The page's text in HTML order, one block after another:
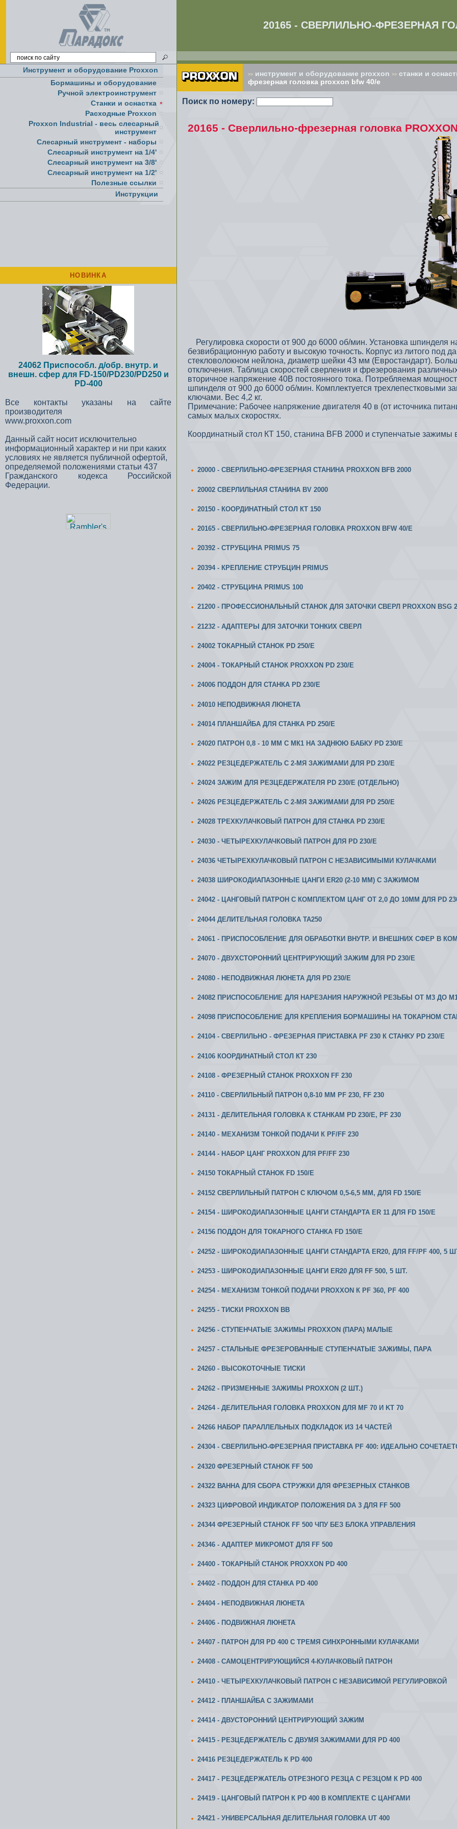
20165 - СВЕРЛИЛЬНО-ФРЕЗЕРНАЯ
Инструмент и оборудование Proxxon
Бормашины и оборудование
Ручной электроинструмент
Cтанки и оснастка
Расходные Proxxon
Proxxon Industrial - весь слесарный
инструмент
Слесарный инструмент - наборы
Слесарный инструмент на 1/4'
Слесарный инструмент на 3/8'
Слесарный инструмент на 1/2'
Полезные ссылки
Инструкции
НОВИНКА
24062 Приспособл. д/обр. внутр. и
внешн. сфер для FD-150/PD230/PD250 и
PD-400
Все контакты указаны на сайте
производителя
www.proxxon.com
Данный сайт носит исключительно
информационный характер и ни при каких
условиях не является публичной офертой,
определяемой положениями статьи 437
Гражданского кодекса Российской
Федерации.
>> инструмент и оборудование proxxon >> cтанки и
фрезерная головка proxxon bfw 40/е
Поиск по номеру:
20165 - Сверлильно-фрезерная головка
Регулировка скорости от 900 до 6000 об/мин. Установка шпинделя
безвибрационную работу и высокую точность. Корпус из литого под
стекловолокном нейлона, диаметр шейки 43 мм (Евростандарт).
отключения. Таблица скоростей сверления и фрезерования
вторичное напряжение 40В постоянного тока. Потребляемая
шпинделя от 900 до 6000 об/мин. Комплектуется трехлепестковыми
ключами. Вес 4,2 кг.
Примечание: Рабочее напряжение двигателя 40 в (от источника
самых малых скоростях.
Координатный стол КТ 150, станина BFB 2000 и ступенчатые зажимы
20000 - СВЕРЛИЛЬНО-ФРЕЗЕРНАЯ СТАНИНА PROXXON BFB 2000
20002 СВЕРЛИЛЬНАЯ СТАНИНА BV 2000
20150 - КООРДИНАТНЫЙ СТОЛ КТ 150
20165 - СВЕРЛИЛЬНО-ФРЕЗЕРНАЯ ГОЛОВКА PROXXON BFW 40/Е
20392 - СТРУБЦИНА PRIMUS 75
20394 - КРЕПЛЕНИЕ СТРУБЦИН PRIMUS
20402 - СТРУБЦИНА PRIMUS 100
21200 - ПРОФЕССИОНАЛЬНЫЙ СТАНОК ДЛЯ ЗАТОЧКИ СВЕРЛ PROXXON BSG
21232 - АДАПТЕРЫ ДЛЯ ЗАТОЧКИ ТОНКИХ СВЕРЛ
24002 ТОКАРНЫЙ СТАНОК PD 250/E
24004 - ТОКАРНЫЙ СТАНОК PROXXON PD 230/Е
24006 ПОДДОН ДЛЯ СТАНКА PD 230/E
24010 НЕПОДВИЖНАЯ ЛЮНЕТА
24014 ПЛАНШАЙБА ДЛЯ СТАНКА PD 250/E
24020 ПАТРОН 0,8 - 10 ММ С МК1 НА ЗАДНЮЮ БАБКУ PD 230/E
24022 РЕЗЦЕДЕРЖАТЕЛЬ С 2-МЯ ЗАЖИМАМИ ДЛЯ PD 230/E
24024 ЗАЖИМ ДЛЯ РЕЗЦЕДЕРЖАТЕЛЯ PD 230/E (ОТДЕЛЬНО)
24026 РЕЗЦЕДЕРЖАТЕЛЬ С 2-МЯ ЗАЖИМАМИ ДЛЯ PD 250/E
24028 ТРЕХКУЛАЧКОВЫЙ ПАТРОН ДЛЯ СТАНКА PD 230/E
24030 - ЧЕТЫРЕХКУЛАЧКОВЫЙ ПАТРОН ДЛЯ PD 230/E
24036 ЧЕТЫРЕХКУЛАЧКОВЫЙ ПАТРОН С НЕЗАВИСИМЫМИ КУЛАЧКАМИ
24038 ШИРОКОДИАПАЗОННЫЕ ЦАНГИ ER20 (2-10 ММ) С ЗАЖИМОМ
24042 - ЦАНГОВЫЙ ПАТРОН С КОМПЛЕКТОМ ЦАНГ ОТ 2,0 ДО 10ММ ДЛЯ PD
24044 ДЕЛИТЕЛЬНАЯ ГОЛОВКА ТА250
24061 - ПРИСПОСОБЛЕНИЕ ДЛЯ ОБРАБОТКИ ВНУТР. И ВНЕШНИХ СФЕР В
24070 - ДВУХСТОРОННИЙ ЦЕНТРИРУЮЩИЙ ЗАЖИМ ДЛЯ PD 230/E
24080 - НЕПОДВИЖНАЯ ЛЮНЕТА ДЛЯ PD 230/E
24082 ПРИСПОСОБЛЕНИЕ ДЛЯ НАРЕЗАНИЯ НАРУЖНОЙ РЕЗЬБЫ ОТ М3 ДО М10
24098 ПРИСПОСОБЛЕНИЕ ДЛЯ КРЕПЛЕНИЯ БОРМАШИНЫ НА ТОКАРНОМ
24104 - СВЕРЛИЛЬНО - ФРЕЗЕРНАЯ ПРИСТАВКА PF 230 К СТАНКУ PD 230/E
24106 КООРДИНАТНЫЙ СТОЛ КТ 230
24108 - ФРЕЗЕРНЫЙ СТАНОК PROXXON FF 230
24110 - СВЕРЛИЛЬНЫЙ ПАТРОН 0,8-10 ММ PF 230, FF 230
24131 - ДЕЛИТЕЛЬНАЯ ГОЛОВКА К СТАНКАМ PD 230/E, PF 230
24140 - МЕХАНИЗМ ТОНКОЙ ПОДАЧИ К РF/FF 230
24144 - НАБОР ЦАНГ PROXXON ДЛЯ PF/FF 230
24150 ТОКАРНЫЙ СТАНОК FD 150/E
24152 СВЕРЛИЛЬНЫЙ ПАТРОН С КЛЮЧОМ 0,5-6,5 ММ, ДЛЯ FD 150/E
24154 - ШИРОКОДИАПАЗОННЫЕ ЦАНГИ СТАНДАРТА ER 11 ДЛЯ FD 150/E
24156 ПОДДОН ДЛЯ ТОКАРНОГО СТАНКА FD 150/E
24252 - ШИРОКОДИАПАЗОННЫЕ ЦАНГИ СТАНДАРТА ER20, ДЛЯ FF/PF 400, 5
24253 - ШИРОКОДИАПАЗОННЫЕ ЦАНГИ ER20 ДЛЯ FF 500, 5 ШТ.
24254 - МЕХАНИЗМ ТОНКОЙ ПОДАЧИ PROXXON К РF 360, PF 400
24255 - ТИСКИ PROXXON ВВ
24256 - СТУПЕНЧАТЫЕ ЗАЖИМЫ PROXXON (ПАРА) МАЛЫЕ
24257 - СТАЛЬНЫЕ ФРЕЗЕРОВАННЫЕ СТУПЕНЧАТЫЕ ЗАЖИМЫ, ПАРА
24260 - ВЫСОКОТОЧНЫЕ ТИСКИ
24262 - ПРИЗМЕННЫЕ ЗАЖИМЫ PROXXON (2 ШТ.)
24264 - ДЕЛИТЕЛЬНАЯ ГОЛОВКА PROXXON ДЛЯ MF 70 И KT 70
24266 НАБОР ПАРАЛЛЕЛЬНЫХ ПОДКЛАДОК ИЗ 14 ЧАСТЕЙ
24304 - СВЕРЛИЛЬНО-ФРЕЗЕРНАЯ ПРИСТАВКА PF 400: ИДЕАЛЬНО
24320 ФРЕЗЕРНЫЙ СТАНОК FF 500
24322 ВАННА ДЛЯ СБОРА СТРУЖКИ ДЛЯ ФРЕЗЕРНЫХ СТАНКОВ
24323 ЦИФРОВОЙ ИНДИКАТОР ПОЛОЖЕНИЯ DA 3 ДЛЯ FF 500
24344 ФРЕЗЕРНЫЙ СТАНОК FF 500 ЧПУ БЕЗ БЛОКА УПРАВЛЕНИЯ
24346 - АДАПТЕР МИКРОМОТ ДЛЯ FF 500
24400 - ТОКАРНЫЙ СТАНОК PROXXON PD 400
24402 - ПОДДОН ДЛЯ СТАНКА PD 400
24404 - НЕПОДВИЖНАЯ ЛЮНЕТА
24406 - ПОДВИЖНАЯ ЛЮНЕТА
24407 - ПАТРОН ДЛЯ PD 400 С ТРЕМЯ СИНХРОННЫМИ КУЛАЧКАМИ
24408 - САМОЦЕНТРИРУЮЩИЙСЯ 4-КУЛАЧКОВЫЙ ПАТРОН
24410 - ЧЕТЫРЕХКУЛАЧКОВЫЙ ПАТРОН С НЕЗАВИСИМОЙ РЕГУЛИРОВКОЙ
24412 - ПЛАНШАЙБА С ЗАЖИМАМИ
24414 - ДВУСТОРОННИЙ ЦЕНТРИРУЮЩИЙ ЗАЖИМ
24415 - РЕЗЦЕДЕРЖАТЕЛЬ С ДВУМЯ ЗАЖИМАМИ ДЛЯ PD 400
24416 РЕЗЦЕДЕРЖАТЕЛЬ К PD 400
24417 - РЕЗЦЕДЕРЖАТЕЛЬ ОТРЕЗНОГО РЕЗЦА С РЕЗЦОМ К PD 400
24419 - ЦАНГОВЫЙ ПАТРОН К PD 400 В КОМПЛЕКТЕ С ЦАНГАМИ
24421 - УНИВЕРСАЛЬНАЯ ДЕЛИТЕЛЬНАЯ ГОЛОВКА UT 400